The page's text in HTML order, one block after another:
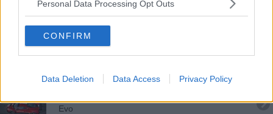
Personal Data Processing Opt Outs
CONFIRM
Data Deletion Data Access Privacy Policy
Le Ferrari di Vettel e Leclerc girano al Mugello
La Formula Uno approda al Mugello?
Evo